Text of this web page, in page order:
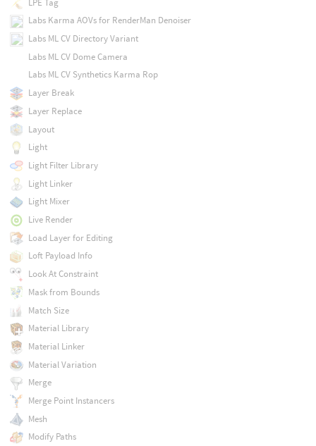
Labs Karma AOVs for RenderMan Denoiser
Labs ML CV Directory Variant
Labs ML CV Dome Camera
Labs ML CV Synthetics Karma Rop
Layer Break
Layer Replace
Layout
Light
Light Filter Library
Light Linker
Light Mixer
Live Render
Load Layer for Editing
Loft Payload Info
Look At Constraint
Mask from Bounds
Match Size
Material Library
Material Linker
Material Variation
Merge
Merge Point Instancers
Mesh
Modify Paths